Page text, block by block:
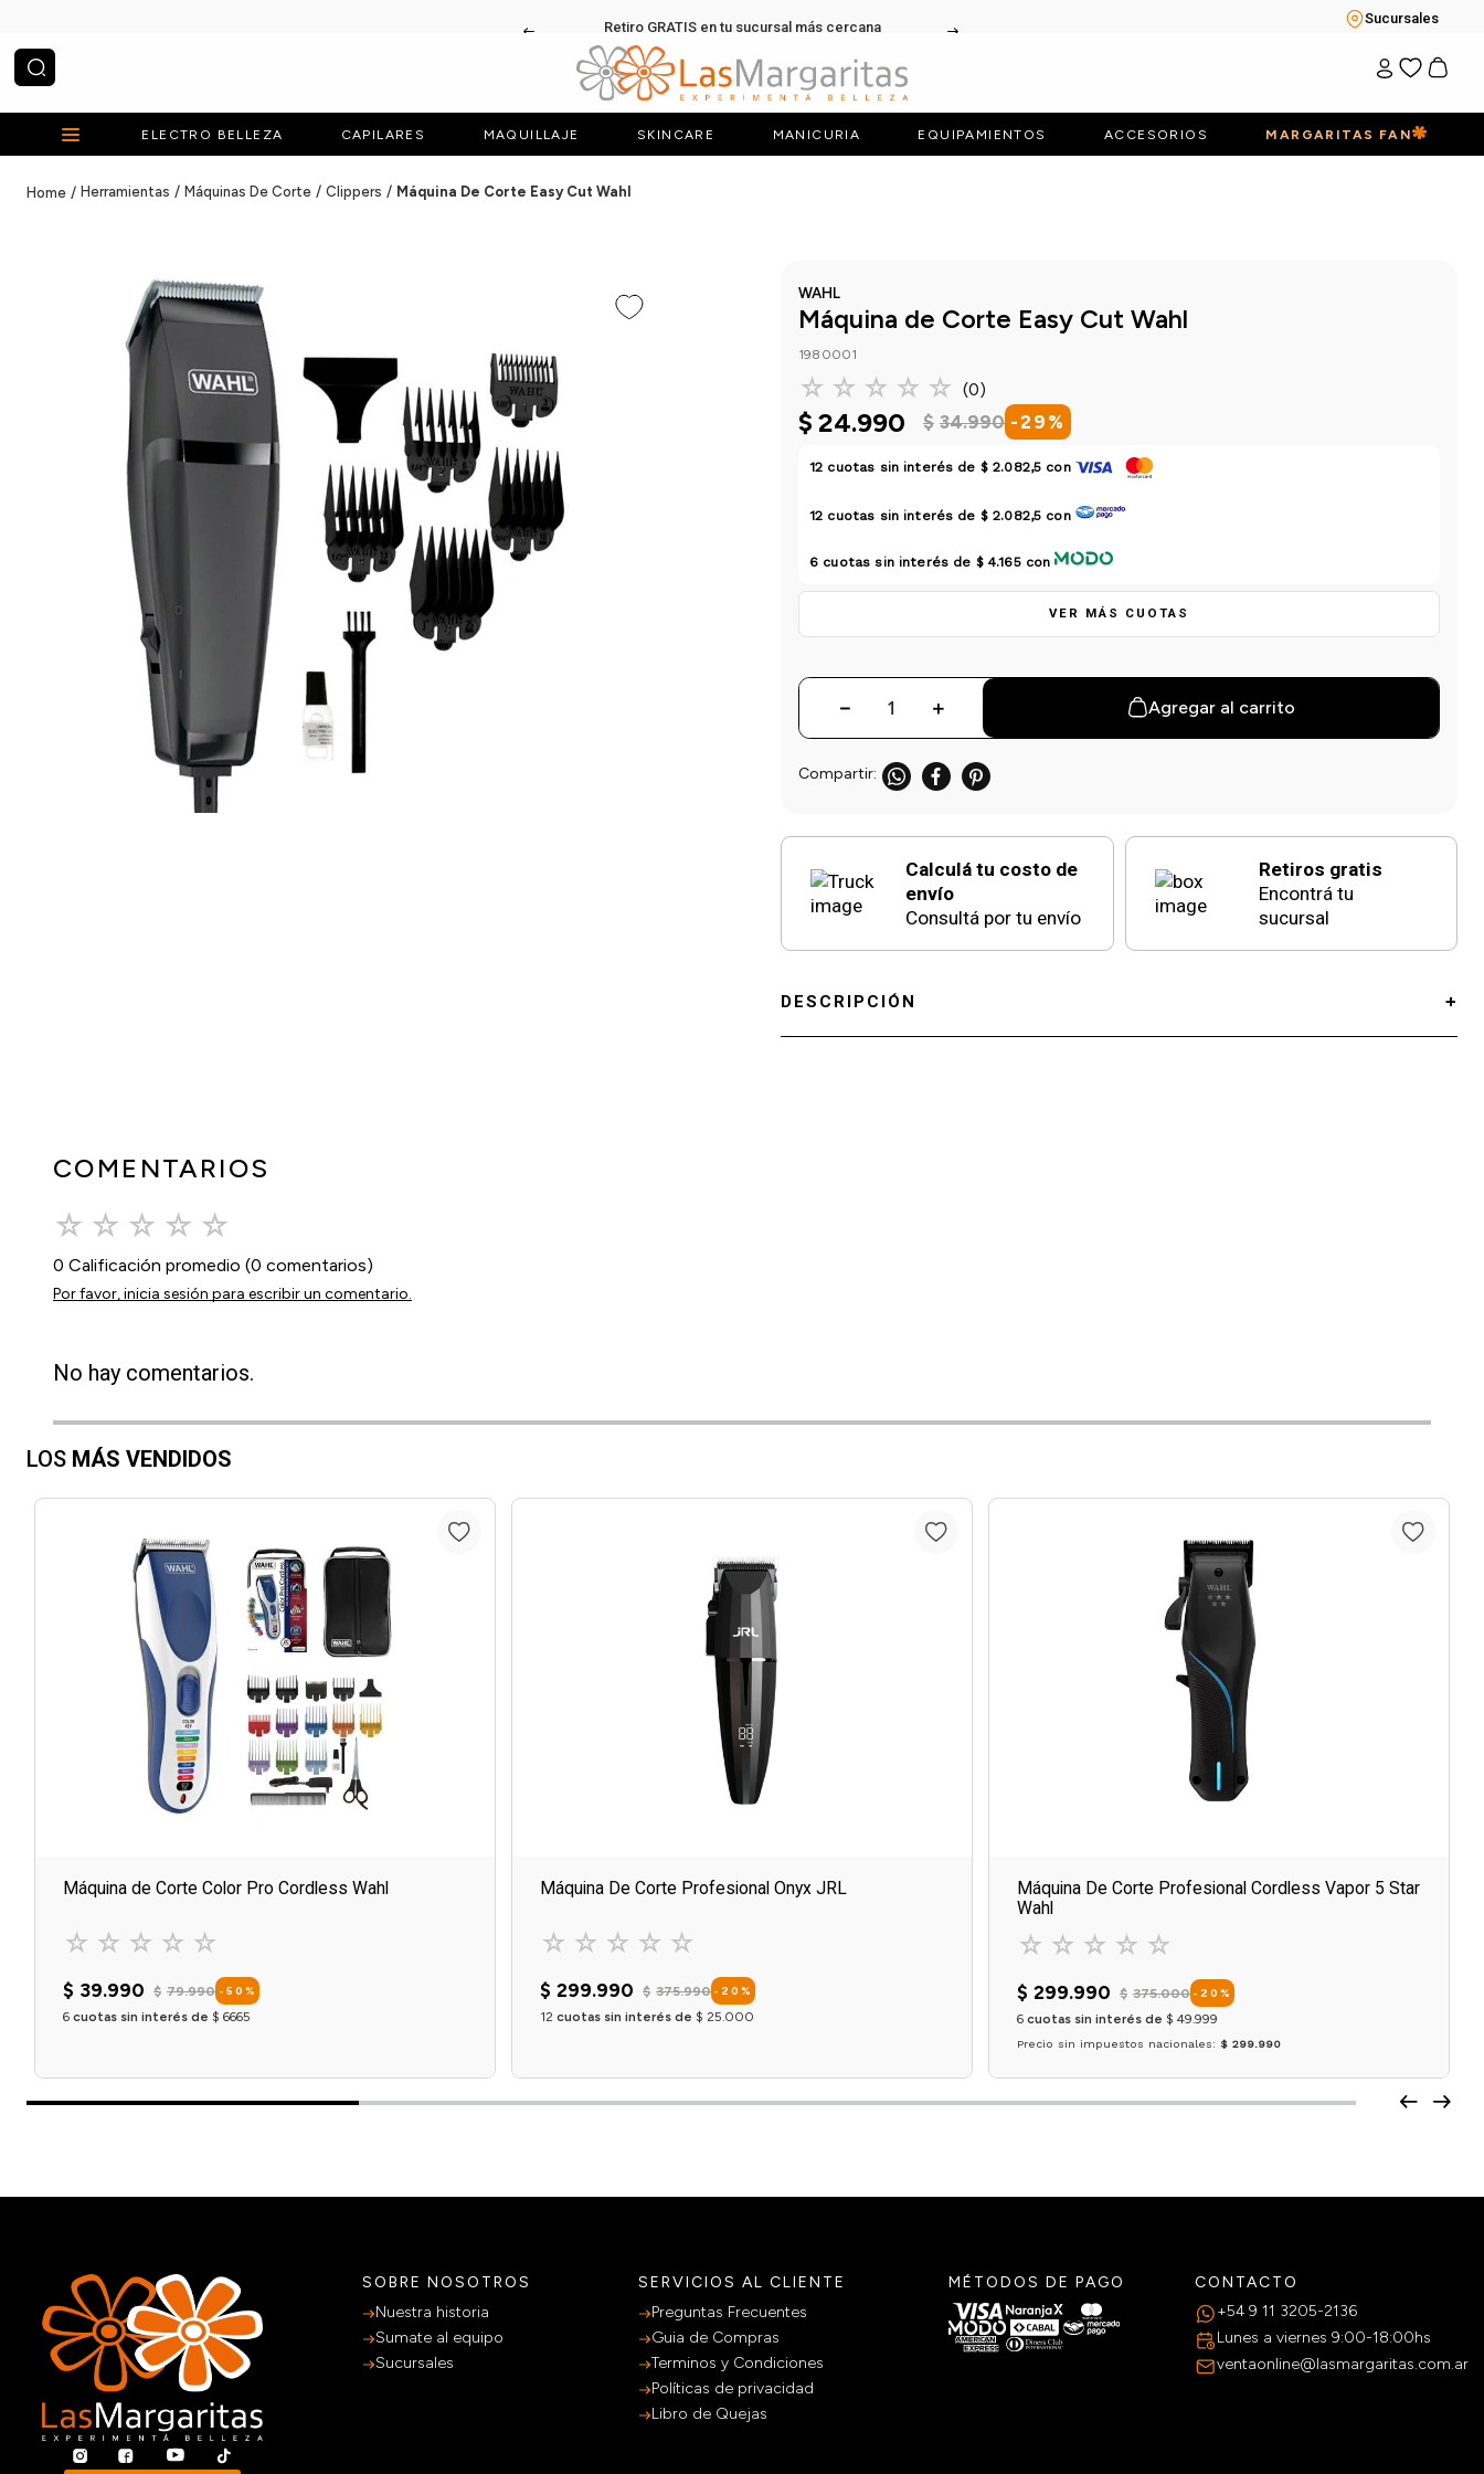
Retiro GRATIS en tu sucursal más cercana
Sucursales
¿Qué estás buscando?
ELECTRO BELLEZA CAPILARES MAQUILLAJE SKINCARE MANICURIA EQUIPAMIENTOS ACCESORIOS MARGARITAS FAN
Herramientas Máquinas De Corte Clippers Máquina De Corte Easy Cut Wahl
WAHL
Máquina de Corte Easy Cut Wahl
1980001
☆ ☆ ☆ ☆ ☆ (0)
$ 24.990 $ 34.990 -29 %
12 cuotas sin interés de $ 2.082,5 con
12 cuotas sin interés de $ 2.082,5 con
6 cuotas sin interés de $ 4.165con
VER MÁS CUOTAS
＋
－ Agregar al carrito
Calculá tu costo de
envío
Consultá por tu envío
Retiros gratis
Encontrá tu
sucursal
DESCRIPCIÓN
COMENTARIOS
☆ ☆ ☆ ☆ ☆
0 Calificación promedio (0 comentarios)
Por favor, inicia sesión para escribir un comentario.
No hay comentarios.
LOS MÁS VENDIDOS
Máquina de Corte Color Pro Cordless Wahl
☆ ☆ ☆ ☆ ☆
$ 39.990 $ 79.990 - 50 %
6 cuotas sin interés de $ 6665
Máquina De Corte Profesional Onyx JRL
☆ ☆ ☆ ☆ ☆
$ 299.990 $ 375.990 - 20 %
12 cuotas sin interés de $ 25.000
Máquina De Corte Profesional Cordless Vapor 5 Star
Wahl
☆ ☆ ☆ ☆ ☆
$ 299.990 $ 375.000 - 20 %
6 cuotas sin interés de $ 49.999
Precio sin impuestos nacionales: $ 299.990
SOBRE NOSOTROS
Nuestra historia
Sumate al equipo
Sucursales
SERVICIOS AL CLIENTE
Preguntas Frecuentes
Guia de Compras
Terminos y Condiciones
Políticas de privacidad
Libro de Quejas
MÉTODOS DE PAGO
CONTACTO
+54 9 11 3205-2136
Lunes a viernes 9:00-18:00hs
ventaonline@lasmargaritas.com.ar